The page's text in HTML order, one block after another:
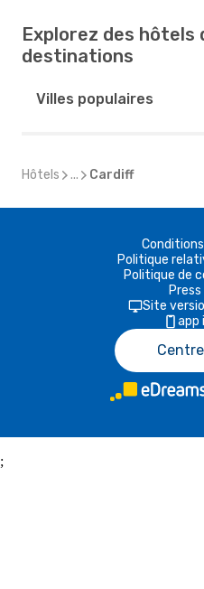
Explorez des hôtels
destinations
Villes populaires
Hôtels ... Cardiff
Politique
Politique de
Site
app
;